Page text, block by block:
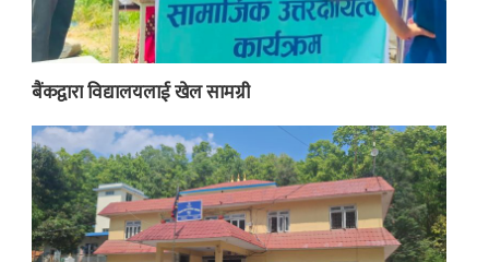
बैंकद्वारा विद्यालयलाई खेल सामग्री